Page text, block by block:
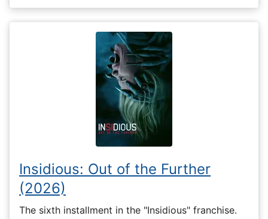
Insidious: Out of the Further
(2026)
The sixth installment in the "Insidious" franchise.